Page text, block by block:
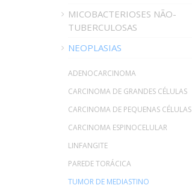
MICOBACTERIOSES NÃO-
TUBERCULOSAS
NEOPLASIAS
ADENOCARCINOMA
CARCINOMA DE GRANDES CÉLULAS
CARCINOMA DE PEQUENAS CÉLULAS
CARCINOMA ESPINOCELULAR
LINFANGITE
PAREDE TORÁCICA
TUMOR DE MEDIASTINO